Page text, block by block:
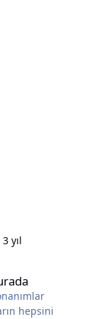
3 yıl
hepsini